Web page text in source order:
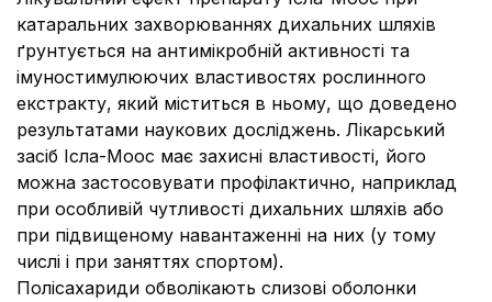
катаральних захворюваннях дихальних шляхів
ґрунтується на антимікробній активності та
імуностимулюючих властивостях рослинного
екстракту, який міститься в ньому, що доведено
результатами наукових досліджень. Лікарський
засіб Ісла-Моос має захисні властивості, його
можна застосовувати профілактично, наприклад
при особливій чутливості дихальних шляхів або
при підвищеному навантаженні на них (у тому
числі і при заняттях спортом).
Полісахариди обволікають слизові оболонки